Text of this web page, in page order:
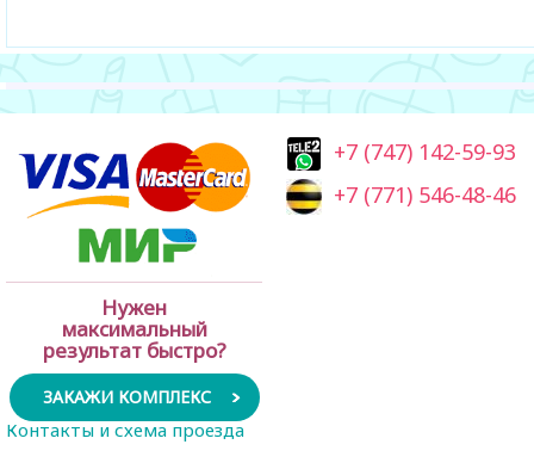
Нужен
максимальный
результат быстро?
ЗАКАЖИ КОМПЛЕКС
+7 (747) 142-59-93
+7 (771) 546-48-46
Контакты и схема проезда